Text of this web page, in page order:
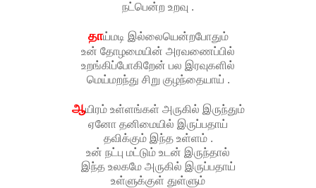
நட்பென்ற உறவு .
தாய்மடி இல்லையென்றபோதும்
உன் தோழமையின் அரவணைப்பில்
உறங்கிப்போகிறேன் பல இரவுகளில்
மெய்மறந்து சிறு குழந்தையாய் .
ஆயிரம் உள்ளங்கள் அருகில் இருந்தும்
ஏனோ தனிமையில் இருப்பதாய்
தவிக்கும் இந்த உள்ளம் .
உன் நட்பு மட்டும் உடன் இருந்தால்
இந்த உலகமே அருகில் இருப்பதாய்
உள்ளுக்குள் துள்ளும்